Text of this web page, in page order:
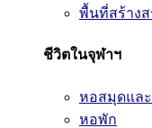
พื้นที่สร้างส
ชีวิตในจุฬาฯ
หอสมุดแล
หอพัก